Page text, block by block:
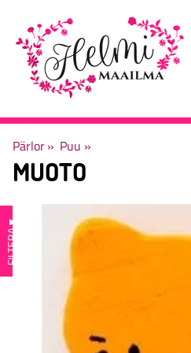
Pärlor‪» Puu ‪»
MUOTO
FILTERA
▼